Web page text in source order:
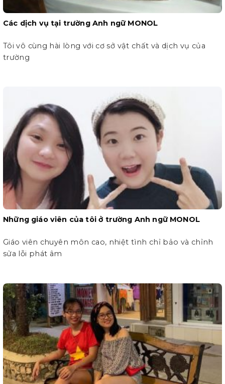
Các dịch vụ tại trường Anh ngữ MONOL
Tôi vô cùng hài lòng với cơ sở vật chất và dịch vụ của
trường
Những giáo viên của tôi ở trường Anh ngữ MONOL
Giáo viên chuyên môn cao, nhiệt tình chỉ bảo và chỉnh
sửa lỗi phát âm